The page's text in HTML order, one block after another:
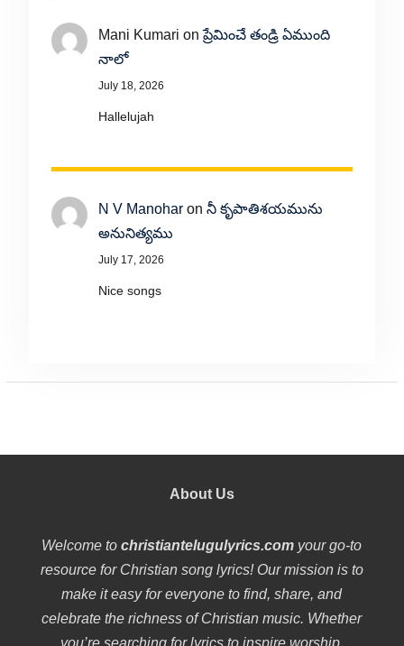
Mani Kumari onప్రేమించే తండ్రి ఏముంది
నాలో
July 18, 2026
Hallelujah
N V Manoharon నీ కృపాతిశయమును
అనునిత్యము
July 17, 2026
Nice songs
About Us
Welcome tochristiantelugulyrics.com your go-to
resource for Christian song lyrics! Our mission is to
make it easy for everyone to find, share, and
celebrate the richness of Christian music. Whether
you’re searching for lyrics to inspire worship,